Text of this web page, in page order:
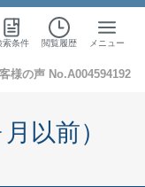
索条件 閲覧履歴 メニュー
様の声 No.A004594192
以前）